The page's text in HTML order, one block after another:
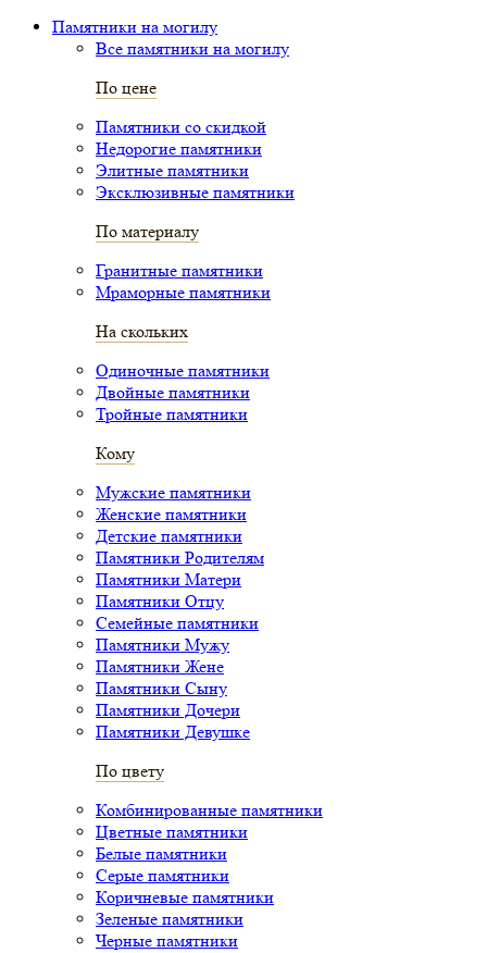
Памятники на могилу
Все памятники на могилу
По цене
Памятники со скидкой
Недорогие памятники
Элитные памятники
Эксклюзивные памятники
По материалу
Гранитные памятники
Мраморные памятники
На скольких
Одиночные памятники
Двойные памятники
Тройные памятники
Кому
Мужские памятники
Женские памятники
Детские памятники
Памятники Родителям
Памятники Матери
Памятники Отцу
Семейные памятники
Памятники Мужу
Памятники Жене
Памятники Сыну
Памятники Дочери
Памятники Девушке
По цвету
Комбинированные памятники
Цветные памятники
Белые памятники
Серые памятники
Коричневые памятники
Зеленые памятники
Черные памятники